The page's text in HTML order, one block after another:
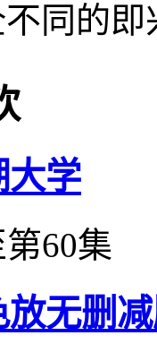
同的即
大学
60集
放无删